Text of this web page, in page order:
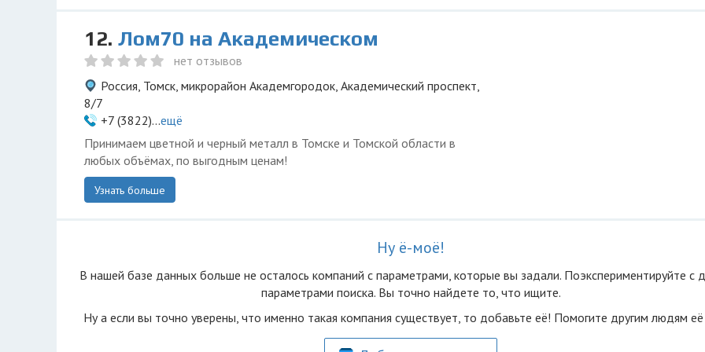
12. Лом70 на Академическом
нет отзывов
Россия, Томск, микрорайон Академгородок, Академический проспект,
8/7
+7 (3822)...ещё
Принимаем цветной и черный металл в Томске и Томской области в
любых объёмах, по выгодным ценам!
Узнать больше
Ну ё-моё!
В нашей базе данных больше не осталоcь компаний с параметрами, которые вы задали. Поэкспериментируйте с
параметрами поиска. Вы точно найдете то, что ищите.
Ну а если вы точно уверены, что именно такая компания существует, то добавьте её! Помогите другим людям